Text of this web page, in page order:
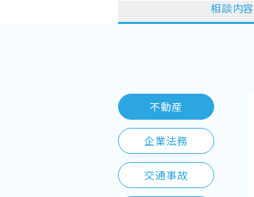
相談内容
不動産
企業法務
交通事故